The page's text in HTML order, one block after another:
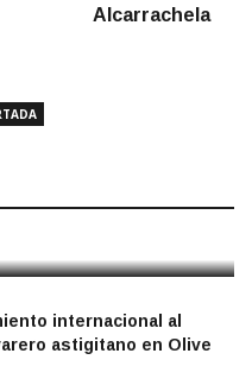
Alcarrachela
de
internacional al
astigitano en Olive